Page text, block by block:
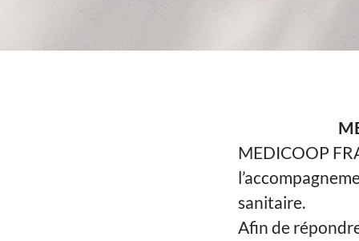
MEDICOOP
sanitaire.
Afin de